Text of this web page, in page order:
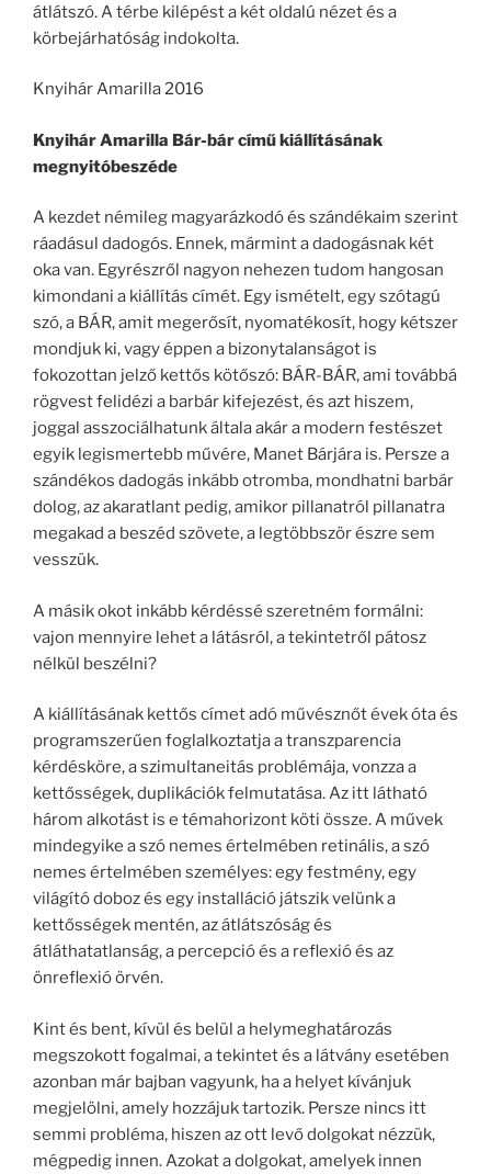
átlátszó. A térbe kilépést a két oldalú nézet és a
körbejárhatóság indokolta.
Knyihár Amarilla 2016
Knyihár Amarilla Bár-bár című kiállításának
megnyitóbeszéde
A kezdet némileg magyarázkodó és szándékaim szerint
ráadásul dadogós. Ennek, mármint a dadogásnak két
oka van. Egyrészről nagyon nehezen tudom hangosan
kimondani a kiállítás címét. Egy ismételt, egy szótagú
szó, a BÁR, amit megerősít, nyomatékosít, hogy kétszer
mondjuk ki, vagy éppen a bizonytalanságot is
fokozottan jelző kettős kötőszó: BÁR-BÁR, ami továbbá
rögvest felidézi a barbár kifejezést, és azt hiszem,
joggal asszociálhatunk általa akár a modern festészet
egyik legismertebb művére, Manet Bárjára is. Persze a
szándékos dadogás inkább otromba, mondhatni barbár
dolog, az akaratlant pedig, amikor pillanatról pillanatra
megakad a beszéd szövete, a legtöbbször észre sem
vesszük.
A másik okot inkább kérdéssé szeretném formálni:
vajon mennyire lehet a látásról, a tekintetről pátosz
nélkül beszélni?
A kiállításának kettős címet adó művésznőt évek óta és
programszerűen foglalkoztatja a transzparencia
kérdésköre, a szimultaneitás problémája, vonzza a
kettősségek, duplikációk felmutatása. Az itt látható
három alkotást is e témahorizont köti össze. A művek
mindegyike a szó nemes értelmében retinális, a szó
nemes értelmében személyes: egy festmény, egy
világító doboz és egy installáció játszik velünk a
kettősségek mentén, az átlátszóság és
átláthatatlanság, a percepció és a reflexió és az
önreflexió örvén.
Kint és bent, kívül és belül a helymeghatározás
megszokott fogalmai, a tekintet és a látvány esetében
azonban már bajban vagyunk, ha a helyet kívánjuk
megjelölni, amely hozzájuk tartozik. Persze nincs itt
semmi probléma, hiszen az ott levő dolgokat nézzük,
mégpedig innen. Azokat a dolgokat, amelyek innen